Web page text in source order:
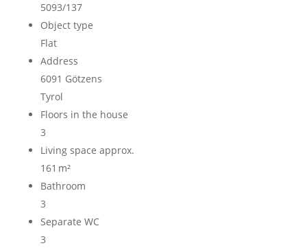
5093/137
Object type
Flat
Address
6091 Götzens
Tyrol
Floors in the house
3
Living space approx.
161 m²
Bathroom
3
Separate WC
3